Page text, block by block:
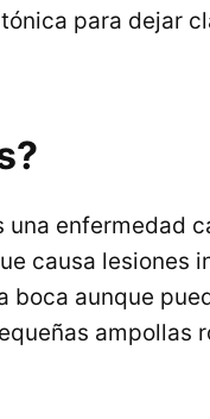
para dejar
una enfermedad
causa lesiones
boca aunque
ampollas